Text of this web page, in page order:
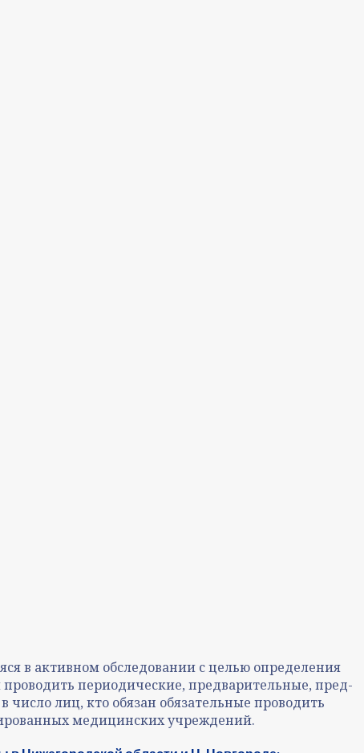
в активном обследовании с целью определения
проводить периодические, предварительные, пред-
лиц, кто обязан обязательные проводить
медицинских учреждений.